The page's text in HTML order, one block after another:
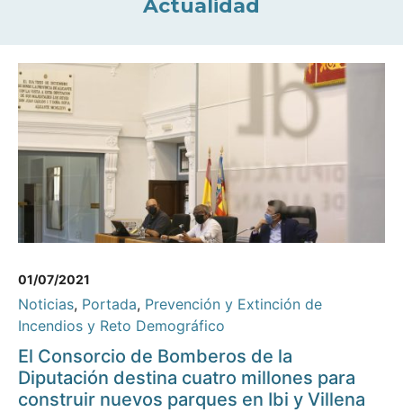
Actualidad
01/07/2021
Noticias, Portada, Prevención y Extinción de
Incendios y Reto Demográfico
El Consorcio de Bomberos de la
Diputación destina cuatro millones para
construir nuevos parques en Ibi y Villena